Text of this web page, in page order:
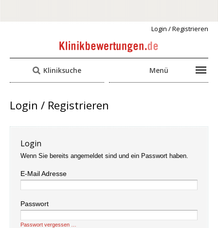
Login / Registrieren
Kliniksuche Menü
Login / Registrieren
Login
Wenn Sie bereits angemeldet sind und ein Passwort haben.
E-Mail Adresse
Passwort
Passwort vergessen …